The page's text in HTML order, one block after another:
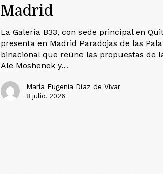
Madrid
La Galería B33, con sede principal en
presenta en Madrid Paradojas de las
binacional que reúne las propuestas de
Ale Moshenek y…
María Eugenia Diaz de Vivar
8 julio, 2026